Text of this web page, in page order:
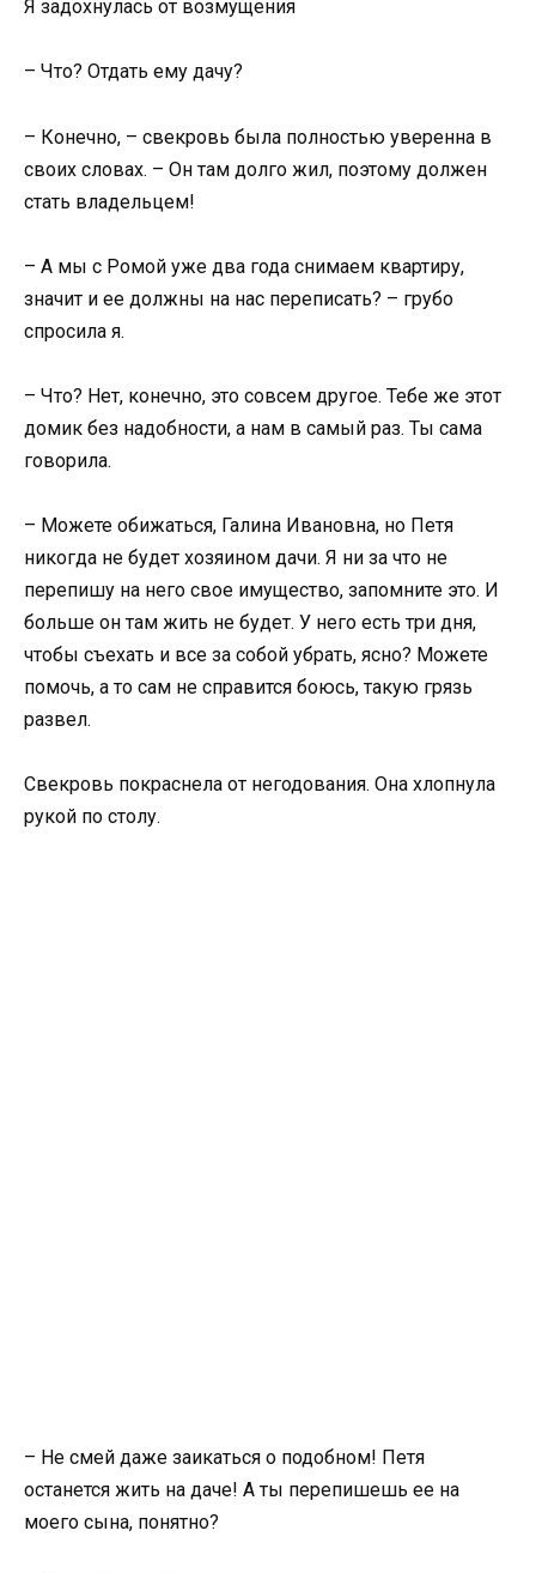
Я задохнулась от возмущения
– Что? Отдать ему дачу?
– Конечно, – свекровь была полностью уверенна в
своих словах. – Он там долго жил, поэтому должен
стать владельцем!
– А мы с Ромой уже два года снимаем квартиру,
значит и ее должны на нас переписать? – грубо
спросила я.
– Что? Нет, конечно, это совсем другое. Тебе же этот
домик без надобности, а нам в самый раз. Ты сама
говорила.
– Можете обижаться, Галина Ивановна, но Петя
никогда не будет хозяином дачи. Я ни за что не
перепишу на него свое имущество, запомните это. И
больше он там жить не будет. У него есть три дня,
чтобы съехать и все за собой убрать, ясно? Можете
помочь, а то сам не справится боюсь, такую грязь
развел.
Свекровь покраснела от негодования. Она хлопнула
рукой по столу.
– Не смей даже заикаться о подобном! Петя
останется жить на даче! А ты перепишешь ее на
моего сына, понятно?